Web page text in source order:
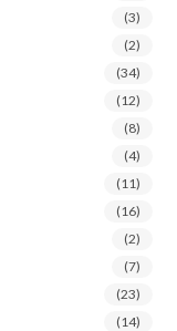
(3)
(2)
(34)
(12)
(8)
(4)
(11)
(16)
(2)
(7)
(23)
(14)